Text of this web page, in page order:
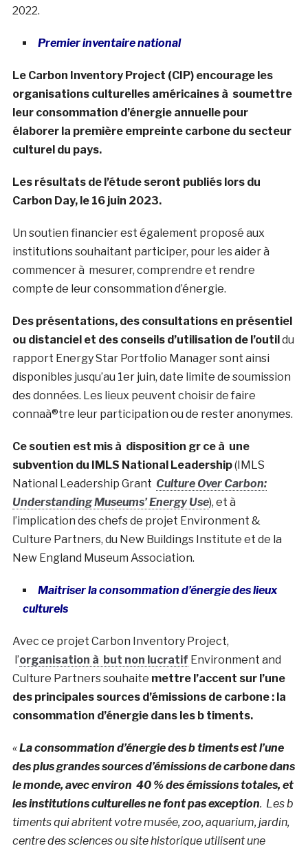
2022.
Premier inventaire national
Le Carbon Inventory Project (CIP) encourage les
organisations culturelles américaines à soumettre
leur consommation d’énergie annuelle pour
élaborer la première empreinte carbone du secteur
culturel du pays.
Les résultats de l’étude seront publiés lors du
Carbon Day, le 16 juin 2023.
Un soutien financier est également proposé aux
institutions souhaitant participer, pour les aider à
commencer à mesurer, comprendre et rendre
compte de leur consommation d’énergie.
Des présentations, des consultations en présentiel
ou distanciel et des conseils d’utilisation de l’outildu
rapport Energy Star Portfolio Manager sont ainsi
disponibles jusqu’au 1er juin, date limite de soumission
des données. Les lieux peuvent choisir de faire
connaà®tre leur participation ou de rester anonymes.
Ce soutien est mis à disposition gr ce à une
subvention du IMLS National Leadership(IMLS
National Leadership Grant Culture Over Carbon:
Understanding Museums’ Energy Use), et à
l’implication des chefs de projet Environment &
Culture Partners, du New Buildings Institute et de la
New England Museum Association.
Maitriser la consommation d’énergie des lieux
culturels
Avec ce projet Carbon Inventory Project,
l’organisation à but non lucratif Environment and
Culture Partners souhaite mettre l’accent sur l’une
des principales sources d’émissions de carbone : la
consommation d’énergie dans les b timents.
«La consommation d’énergie des b timents est l’une
des plus grandes sources d’émissions de carbone dans
le monde, avec environ 40 % des émissions totales, et
les institutions culturelles ne font pas exception. Les b
timents qui abritent votre musée, zoo, aquarium, jardin,
centre des sciences ou site historique utilisent une